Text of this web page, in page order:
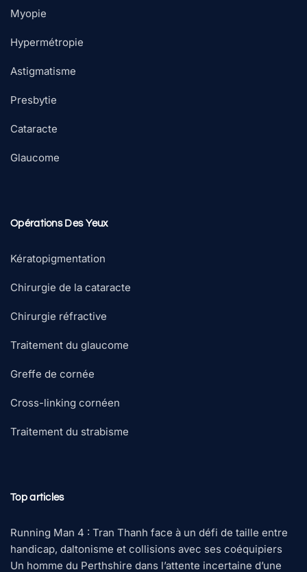
Myopie
Hypermétropie
Astigmatisme
Presbytie
Cataracte
Glaucome
Opérations Des Yeux
Kératopigmentation
Chirurgie de la cataracte
Chirurgie réfractive
Traitement du glaucome
Greffe de cornée
Cross-linking cornéen
Traitement du strabisme
Top articles
Running Man 4 : Tran Thanh face à un défi de taille entre
handicap, daltonisme et collisions avec ses coéquipiers
Un homme du Perthshire dans l’attente incertaine d’une